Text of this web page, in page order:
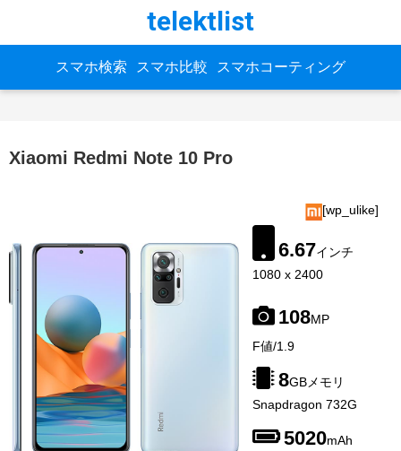
telektlist
スマホ検索 スマホ比較 スマホコーティング
Xiaomi Redmi Note 10 Pro
image-
[wp_ulike]
6.67インチ
1080 x 2400
108MP
F値/1.9
8GBメモリ
Snapdragon 732G
5020mAh